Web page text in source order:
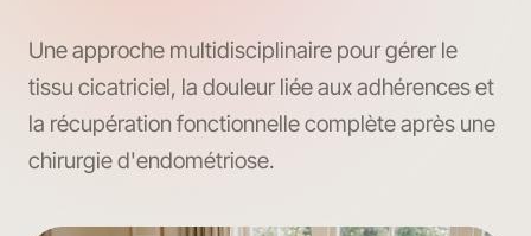
Une approche multidisciplinaire pour gérer le
tissu cicatriciel, la douleur liée aux adhérences et
la récupération fonctionnelle complète après une
chirurgie d'endométriose.